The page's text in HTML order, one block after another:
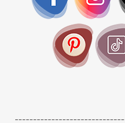
------------------------------